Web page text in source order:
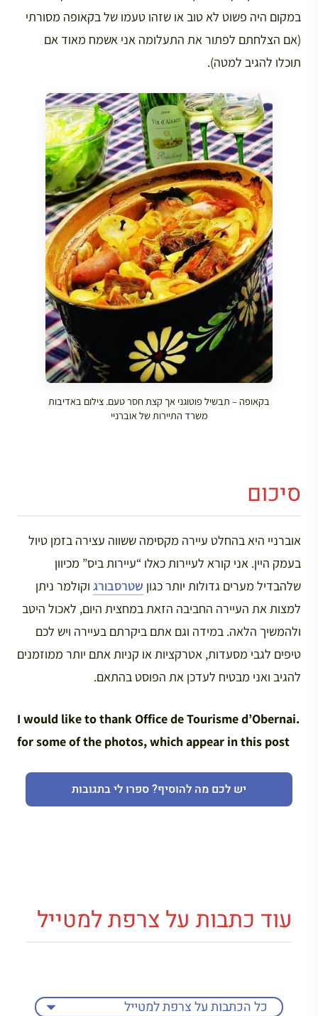
במקום היה פשוט לא טוב או שזהו טעמו של בקאופה מסורתי
(אם הצלחתם לפתור את התעלומה אני אשמח מאוד אם
תוכלו להגיב למטה).
בקאופה – תבשיל פוטוגני אך קצת חסר טעם. צילום באדיבות
משרד התיירות של אוברניי
סיכום
אוברניי היא בהחלט עיירה מקסימה ששווה עצירה בזמן טיול
בעמק היין. אני קורא לעיירות כאלו “עיירות ביס” מכיוון
שלהבדיל מערים גדולות יותר כגון שטרסבורג וקולמר ניתן
למצות את העיירה החביבה הזאת במחצית היום, לאכול היטב
ולהמשיך הלאה. במידה וגם אתם ביקרתם בעיירה ויש לכם
טיפים לגבי מסעדות, אטרקציות או קניות אתם יותר ממוזמנים
להגיב ואני מבטיח לעדכן את הפוסט בהתאם.
.I would like to thank Office de Tourisme d’Obernai
for some of the photos, which appear in this post
יש לכם מה להוסיף? ספרו לי בתגובות
עוד כתבות על צרפת למטייל